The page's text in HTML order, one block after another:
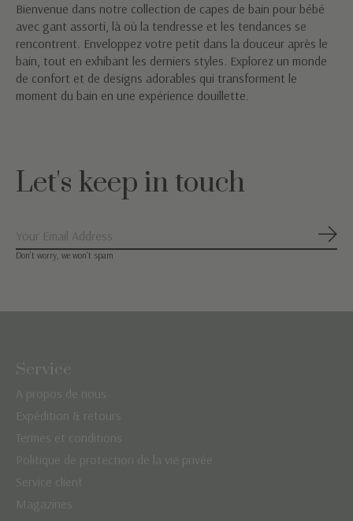
Bienvenue dans notre collection de capes de bain pour bébé
avec gant assorti, là où la tendresse et les tendances se
rencontrent. Enveloppez votre petit dans la douceur après le
bain, tout en exhibant les derniers styles. Explorez un monde
de confort et de designs adorables qui transforment le
moment du bain en une expérience douillette.
Let's keep in touch
Don’t worry, we won’t spam
Service
A propos de nous
Expédition & retours
Termes et conditions
Politique de protection de la vie privée
Service client
Magazines